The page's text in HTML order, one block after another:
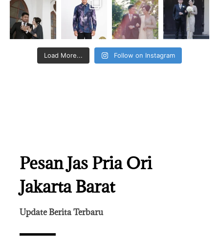
Load More... Follow on Instagram
Pesan Jas Pria Ori
Jakarta Barat
Update Berita Terbaru